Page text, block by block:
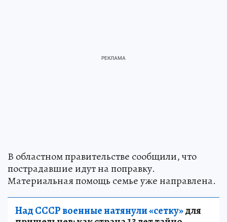
В областном правительстве сообщили, что
пострадавшие идут на поправку.
Материальная помощь семье уже направлена.
Над СССР военные натянули «сетку»для